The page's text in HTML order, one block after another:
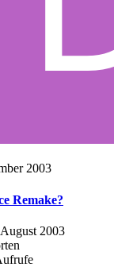
2003
Remake?
2003